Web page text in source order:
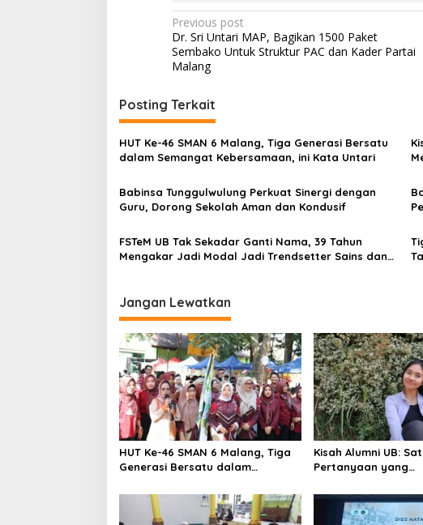
t
S
e
m
a
g
a
r
a
K
u
r
h
a
n
G
a
d
a
n
g
P
o
s
t
n
a
v
i
g
t
o
n
Previous post
Dr. Sri Untari MAP, Bagikan 1500 Paket
Sembako Untuk Struktur PAC dan Kader Partai
Malang
Posting Terkait
HUT Ke-46 SMAN 6 Malang, Tiga Generasi Bersatu
dalam Semangat Kebersamaan, ini Kata Untari
Babinsa Tunggulwulung Perkuat Sinergi dengan
Guru, Dorong Sekolah Aman dan Kondusif
FSTeM UB Tak Sekadar Ganti Nama, 39 Tahun
Mengakar Jadi Modal Jadi Trendsetter Sains dan
Jangan Lewatkan
HUT Ke-46 SMAN 6 Malang, Tiga
Generasi Bersatu dalam
Untari
Kisah Alumni UB:
Pertanyaan yang